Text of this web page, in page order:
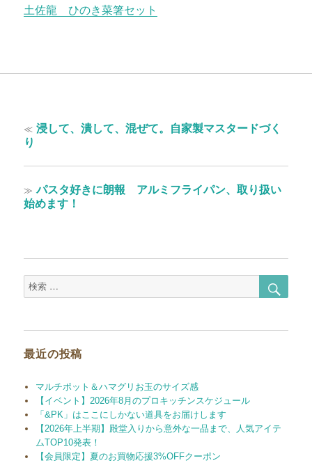
土佐龍 ひのき菜箸セット
稿
ゲ
ン
≪ 過
投
稿:
浸して、潰して、混ぜて。自家製マスタードづく
り
≫ 次
の
パスタ好きに朗報 アルミフライパン、取り扱い
始めます！
検
索
最近の投稿
マルチポット＆ハマグリお玉のサイズ感
【イベント】2026年8月のプロキッチンスケジュール
「&PK」はここにしかない道具をお届けします
【2026年上半期】殿堂入りから意外な一品まで、人気アイテ
ムTOP10発表！
【会員限定】夏のお買物応援3%OFFクーポン